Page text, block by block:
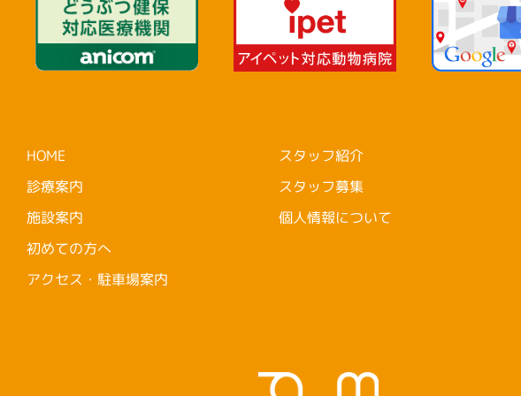
HOME
診療案内
施設案内
初めての方へ
アクセス・駐車場案内
スタッフ紹介
スタッフ募集
個人情報について